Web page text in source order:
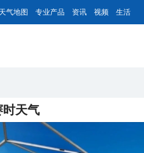
天气地图 专业产品 资讯 视频 生活
时天气